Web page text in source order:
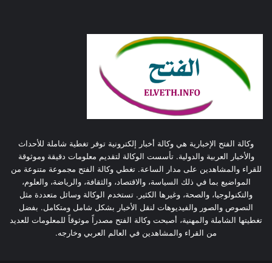
وكالة الفتح الإخبارية هي وكالة أخبار إلكترونية توفر تغطية شاملة للأحداث
والأخبار العربية والدولية. تأسست الوكالة لتقديم معلومات دقيقة وموثوقة
للقراء والمشاهدين على مدار الساعة. تغطي وكالة الفتح مجموعة متنوعة من
المواضيع بما في ذلك السياسة، والاقتصاد، والثقافة، والرياضة، والعلوم،
والتكنولوجيا، والصحة، وغيرها الكثير. تستخدم الوكالة وسائل متعددة مثل
النصوص والصور والفيديوهات لنقل الأخبار بشكل شامل ومتكامل. بفضل
تغطيتها الشاملة والمهنية، أصبحت وكالة الفتح مصدراً موثوقاً للمعلومات للعديد
من القراء والمشاهدين في العالم العربي وخارجه.